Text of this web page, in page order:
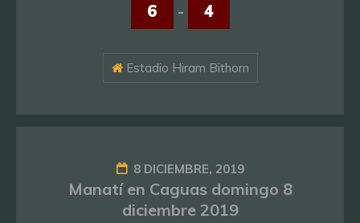
6 - 4
Estadio Hiram Bithorn
8 DICIEMBRE, 2019
Manatí en Caguas domingo 8
diciembre 2019